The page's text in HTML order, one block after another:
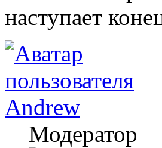
наступает
Andrew
Модератор